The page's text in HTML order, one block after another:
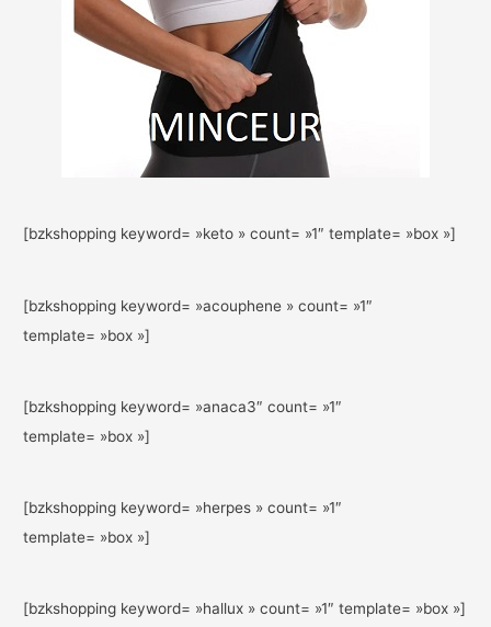
[bzkshopping keyword= »keto » count= »1″ template= »box »]
[bzkshopping keyword= »acouphene » count= »1″
template= »box »]
[bzkshopping keyword= »anaca3″ count= »1″
template= »box »]
[bzkshopping keyword= »herpes » count= »1″
template= »box »]
[bzkshopping keyword= »hallux » count= »1″ template= »box »]